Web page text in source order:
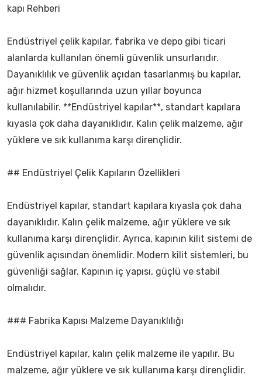
kapı Rehberi
Endüstriyel çelik kapılar, fabrika ve depo gibi ticari
alanlarda kullanılan önemli güvenlik unsurlarıdır.
Dayanıklılık ve güvenlik açıdan tasarlanmış bu kapılar,
ağır hizmet koşullarında uzun yıllar boyunca
kullanılabilir. **Endüstriyel kapılar**, standart kapılara
kıyasla çok daha dayanıklıdır. Kalın çelik malzeme, ağır
yüklere ve sık kullanıma karşı dirençlidir.
## Endüstriyel Çelik Kapıların Özellikleri
Endüstriyel kapılar, standart kapılara kıyasla çok daha
dayanıklıdır. Kalın çelik malzeme, ağır yüklere ve sık
kullanıma karşı dirençlidir. Ayrıca, kapının kilit sistemi de
güvenlik açısından önemlidir. Modern kilit sistemleri, bu
güvenliği sağlar. Kapının iç yapısı, güçlü ve stabil
olmalıdır.
### Fabrika Kapısı Malzeme Dayanıklılığı
Endüstriyel kapılar, kalın çelik malzeme ile yapılır. Bu
malzeme, ağır yüklere ve sık kullanıma karşı dirençlidir.